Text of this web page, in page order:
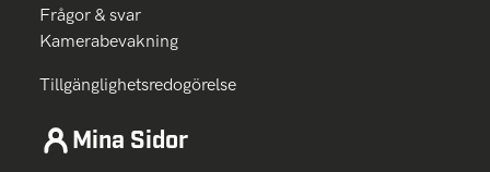
Frågor & svar
Kamerabevakning
Tillgänglighetsredogörelse
Mina Sidor